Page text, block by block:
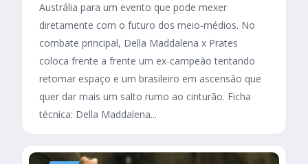
Austrália para um evento que pode mexer
diretamente com o futuro dos meio-médios. No
combate principal, Della Maddalena x Prates
coloca frente a frente um ex-campeão tentando
retomar espaço e um brasileiro em ascensão que
quer dar mais um salto rumo ao cinturão. Ficha
técnica: Della Maddalena...